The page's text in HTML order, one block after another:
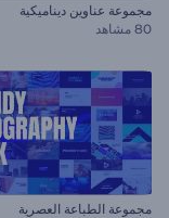
مجموعة عناوين ديناميكية
80 مشاهد
مجموعة الطباعة العصرية